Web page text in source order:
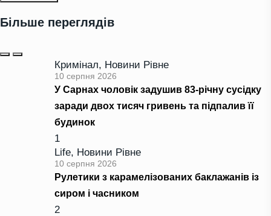
Більше переглядів
Кримінал, Новини Рівне
10 серпня 2026
У Сарнах чоловік задушив 83-річну сусідку
заради двох тисяч гривень та підпалив її
будинок
1
Life, Новини Рівне
10 серпня 2026
Рулетики з карамелізованих баклажанів із
сиром і часником
2